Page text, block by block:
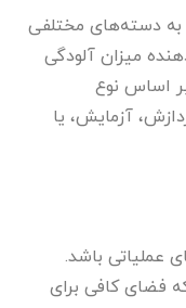
به دسته‌های مختلفی
میزان آلودگی
اساس نوع
آزمایش، یا
عملیاتی باشد.
که فضای کافی برای